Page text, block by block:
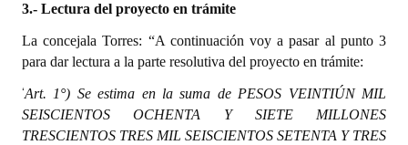
3.- Lectura del proyecto en trámite
La concejala Torres: “A continuación voy a pasar al punto 3
para dar lectura a la parte resolutiva del proyecto en trámite:
‘Art. 1°) Se estima en la suma de PESOS VEINTIÚN MIL
SEISCIENTOS OCHENTA Y SIETE MILLONES
TRESCIENTOS TRES MIL SEISCIENTOS SETENTA Y TRES